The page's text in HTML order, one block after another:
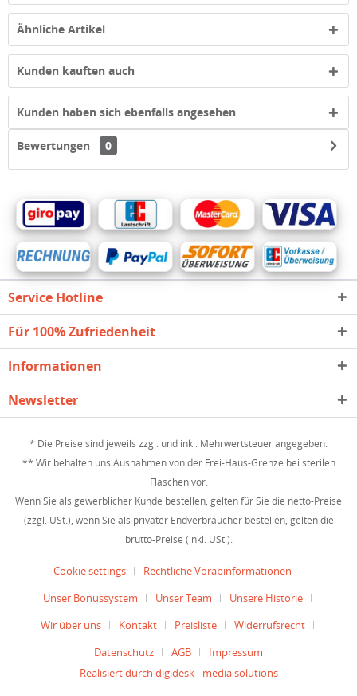
Ähnliche Artikel
Kunden kauften auch
Kunden haben sich ebenfalls angesehen
Bewertungen 0
Service Hotline
Für 100% Zufriedenheit
Informationen
Newsletter
* Die Preise sind jeweils zzgl. und inkl. Mehrwertsteuer angegeben.
** Wir behalten uns Ausnahmen von der Frei-Haus-Grenze bei sterilen
Flaschen vor.
Wenn Sie als gewerblicher Kunde bestellen, gelten für Sie die netto-Preise
(zzgl. USt.), wenn Sie als privater Endverbraucher bestellen, gelten die
brutto-Preise (inkl. USt.).
Cookie settings
Rechtliche Vorabinformationen
Unser Bonussystem
Unser Team
Unsere Historie
Wir über uns
Kontakt Preisliste
Widerrufsrecht
Datenschutz
AGB
Impressum
Realisiert durch digidesk - media solutions